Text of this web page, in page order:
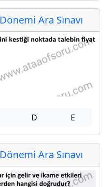
Ara Sınavı
D E
Ara Sınavı